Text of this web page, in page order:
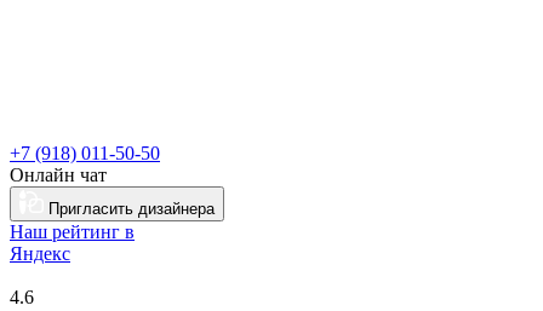
+7 (918) 011-50-50
Онлайн чат
Пригласить дизайнера
Наш рейтинг в
Яндекс
4.6